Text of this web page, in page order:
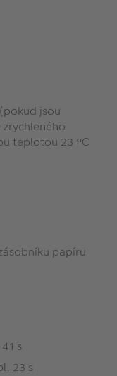
jsou
teplotou 23 °C
papíru
s
23 s